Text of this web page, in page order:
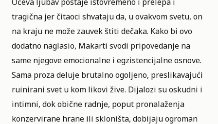
tragična jer čitaoci shvataju da, u ovakvom svetu, on
na kraju ne može zauvek štiti dečaka. Kako bi ovo
dodatno naglasio, Makarti svodi pripovedanje na
same njegove emocionalne i egzistencijalne osnove.
Sama proza deluje brutalno ogoljeno, preslikavajući
ruinirani svet u kom likovi žive. Dijalozi su oskudni i
intimni, dok obične radnje, poput pronalaženja
konzervirane hrane ili skloništa, dobijaju ogroman